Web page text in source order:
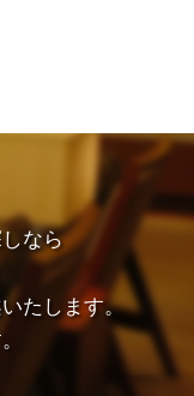
なら
たします。